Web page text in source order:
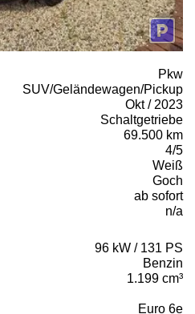
Pkw
SUV/Geländewagen/Pickup
Okt / 2023
Schaltgetriebe
69.500 km
4/5
Weiß
Goch
ab sofort
n/a
96 kW / 131 PS
Benzin
1.199 cm³
Euro 6e